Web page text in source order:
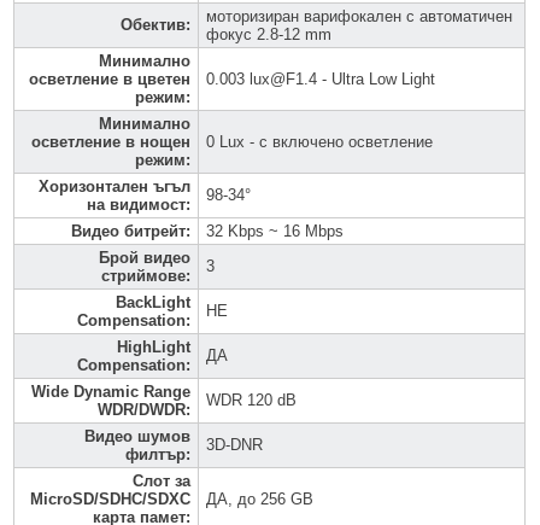
Обектив:
моторизиран варифокален с автоматичен
фокус 2.8-12 mm
Минимално
осветление в цветен
режим:
0.003 lux@F1.4 - Ultra Low Light
Минимално
осветление в нощен
режим:
0 Lux - с включено осветление
Хоризонтален ъгъл
на видимост:
98-34°
Видео битрейт:
32 Kbps ~ 16 Mbps
Брой видео
стриймове:
3
BackLight
Compensation:
НЕ
HighLight
Compensation:
ДА
Wide Dynamic Range
WDR/DWDR:
WDR 120 dB
Видео шумов
филтър:
3D-DNR
Слот за
MicroSD/SDHC/SDXC
карта памет:
ДА, до 256 GB